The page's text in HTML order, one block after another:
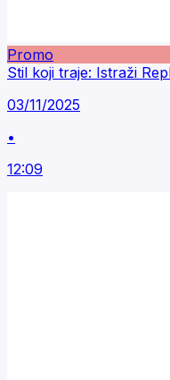
Promo
Stil koji traje: Istraži
03/11/2025
•
12:09